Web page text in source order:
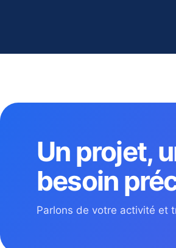
Un projet,
besoin
Parlons de votre activité et